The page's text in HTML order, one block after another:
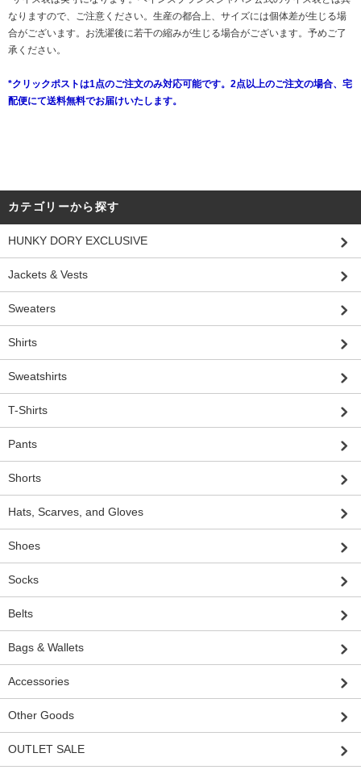
なりますので、ご注意ください。生産の都合上、サイズには個体差が生じる場
合がございます。お洗濯後に若干の縮みが生じる場合がございます。予めご了
承ください。
*クリックポストは1点のご注文のみ対応可能です。2点以上のご注文の場合、宅
配便にて送料無料でお届けいたします。
カテゴリーから探す
HUNKY DORY EXCLUSIVE
Jackets & Vests
Sweaters
Shirts
Sweatshirts
T-Shirts
Pants
Shorts
Hats, Scarves, and Gloves
Shoes
Socks
Belts
Bags & Wallets
Accessories
Other Goods
OUTLET SALE